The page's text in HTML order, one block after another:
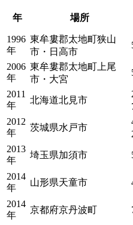
年 場所
1996
年
東牟婁郡太地町狭山
市・日高市
2006
年
東牟婁郡太地町上尾
市・大宮
2011
年
北海道北見市
2012
年
茨城県水戸市
2013
年
埼玉県加須市
2014
年
山形県天童市
2014
年
京都府京丹波町